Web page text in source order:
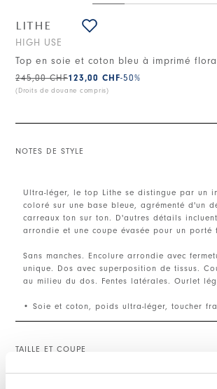
LITHE
HIGH USE
Top en soie et coton bleu à imprimé
123,00 CHF
245,00 CHF -50%
(Droits de douane compris)
NOTES DE STYLE
Ultra-léger, le top Lithe se distingue par un
coloré sur une base bleue, agrémenté d'un
carreaux ton sur ton. D'autres détails
arrondie et une coupe évasée pour un porté
Sans manches. Encolure arrondie avec
unique. Dos avec superposition de tissus.
au milieu du dos. Fentes latérales. Ourlet
• Soie et coton, poids ultra-léger, toucher
TAILLE ET COUPE